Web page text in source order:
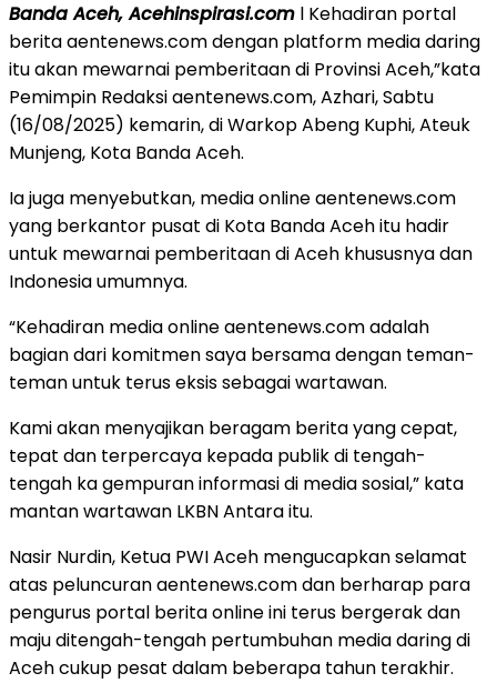
Banda Aceh, Acehinspirasi.com l Kehadiran portal
berita aentenews.com dengan platform media daring
itu akan mewarnai pemberitaan di Provinsi Aceh,”kata
Pemimpin Redaksi aentenews.com, Azhari, Sabtu
(16/08/2025) kemarin, di Warkop Abeng Kuphi, Ateuk
Munjeng, Kota Banda Aceh.
Ia juga menyebutkan, media online aentenews.com
yang berkantor pusat di Kota Banda Aceh itu hadir
untuk mewarnai pemberitaan di Aceh khususnya dan
Indonesia umumnya.
“Kehadiran media online aentenews.com adalah
bagian dari komitmen saya bersama dengan teman-
teman untuk terus eksis sebagai wartawan.
Kami akan menyajikan beragam berita yang cepat,
tepat dan terpercaya kepada publik di tengah-
tengah ka gempuran informasi di media sosial,” kata
mantan wartawan LKBN Antara itu.
Nasir Nurdin, Ketua PWI Aceh mengucapkan selamat
atas peluncuran aentenews.com dan berharap para
pengurus portal berita online ini terus bergerak dan
maju ditengah-tengah pertumbuhan media daring di
Aceh cukup pesat dalam beberapa tahun terakhir.